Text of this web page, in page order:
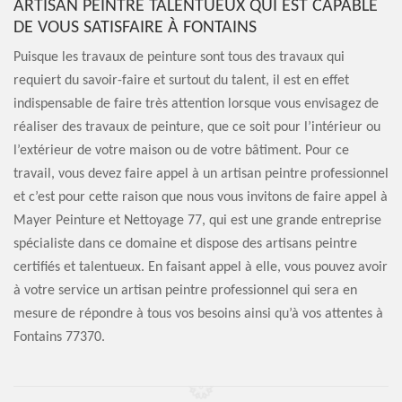
ARTISAN PEINTRE TALENTUEUX QUI EST CAPABLE
DE VOUS SATISFAIRE À FONTAINS
Puisque les travaux de peinture sont tous des travaux qui
requiert du savoir-faire et surtout du talent, il est en effet
indispensable de faire très attention lorsque vous envisagez de
réaliser des travaux de peinture, que ce soit pour l’intérieur ou
l’extérieur de votre maison ou de votre bâtiment. Pour ce
travail, vous devez faire appel à un artisan peintre professionnel
et c’est pour cette raison que nous vous invitons de faire appel à
Mayer Peinture et Nettoyage 77, qui est une grande entreprise
spécialiste dans ce domaine et dispose des artisans peintre
certifiés et talentueux. En faisant appel à elle, vous pouvez avoir
à votre service un artisan peintre professionnel qui sera en
mesure de répondre à tous vos besoins ainsi qu’à vos attentes à
Fontains 77370.